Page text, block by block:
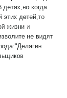
когда
этих детей,то
жизни и
не видят